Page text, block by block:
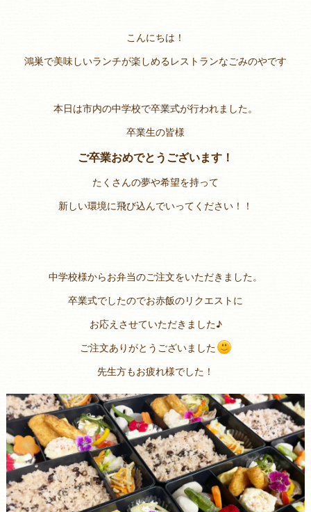
こんにちは！
鴻巣で美味しいランチが楽しめるレストランなごみのやです
本日は市内の中学校で卒業式が行われました。
卒業生の皆様
ご卒業おめでとうございます！
たくさんの夢や希望を持って
新しい環境に飛び込んでいってください！！
中学校様からお弁当のご注文をいただきました。
卒業式でしたのでお赤飯のリクエストに
お応えさせていただきました♪
ご注文ありがとうございました
先生方もお疲れ様でした！